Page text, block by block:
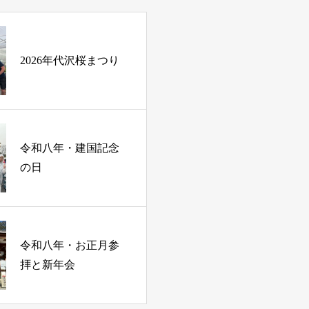
2026年代沢桜まつり
令和八年・建国記念
の日
令和八年・お正月参
拝と新年会